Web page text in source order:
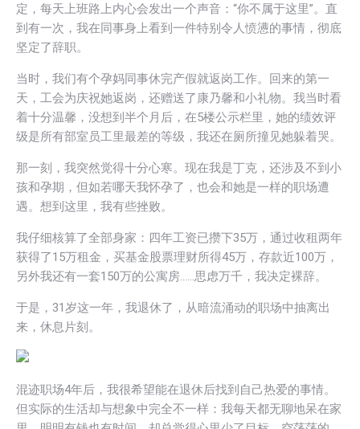
定，每天上班路上内心会发出一个声音：“你不属于这里”。直
到有一次，我在同事身上看到一件特别令人愤懑的事情，彻底
坚定了辞职。
当时，我们有个孕妈同事休完产假就返岗工作。回来的第一
天，工会为庆祝她返岗，还赠送了康乃馨和小礼物。我当时看
着十分温馨，没想到半个月后，在5楼公示栏里，她的绩效评
级是所有部室员工里最差的等级，我还在厕所撞见她躲着哭。
那一刻，我突然觉得十分心寒。现在我是丁克，还涉及不到小
孩和孕期，但如若哪天我怀孕了，也会和她是一样的职场遭
遇。想到这里，我有些挫败。
我仔细核算了全部身家：四年工资已攒下35万，通过收租两年
获得了15万租金，买基金股票理财所得45万，存款近100万，
另外我还有一套150万的公寓房……思虑万千，我决定裸辞。
于是，31岁这一年，我退休了，从暗流涌动的职场中抽离出
来，休息片刻。
混迹职场4年后，我很希望能在退休后找到自己热爱的事情。
但实际的生活却与想象中完全不一样：我每天都无聊地呆在家